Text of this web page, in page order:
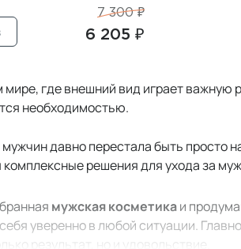
7 300 ₽
6 205 ₽
где внешний вид играет важную
необходимостью.
давно перестала быть просто
решения для ухода за
мужская косметикаи
уверенно в любой ситуации.